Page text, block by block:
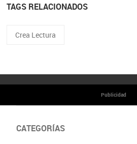
TAGS RELACIONADOS
Crea Lectura
Publicidad
CATEGORÍAS